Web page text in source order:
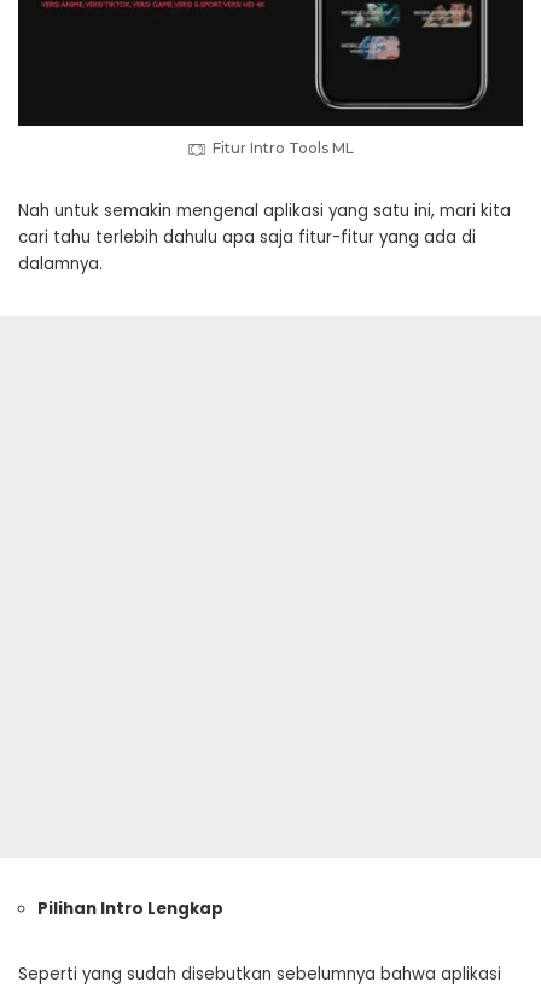
Fitur Intro Tools ML
Nah untuk semakin mengenal aplikasi yang satu ini, mari kita
cari tahu terlebih dahulu apa saja fitur-fitur yang ada di
dalamnya.
Pilihan Intro Lengkap
Seperti yang sudah disebutkan sebelumnya bahwa aplikasi